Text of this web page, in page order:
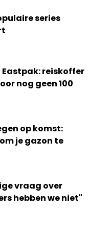
series
reiskoffer
nog geen 100
op komst:
je gazon te
vraag over
hebben we niet"